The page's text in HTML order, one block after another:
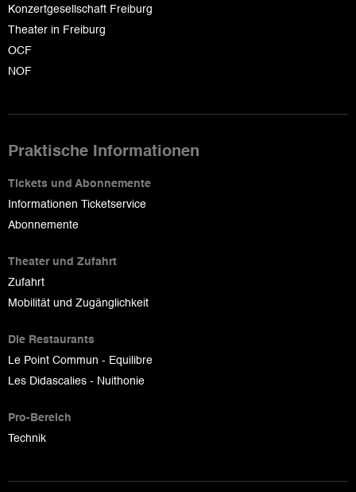
Konzertgesellschaft Freiburg
Theater in Freiburg
OCF
NOF
Praktische Informationen
Tickets und Abonnemente
Informationen Ticketservice
Abonnemente
Theater und Zufahrt
Zufahrt
Mobilität und Zugänglichkeit
Die Restaurants
Le Point Commun - Equilibre
Les Didascalies - Nuithonie
Pro-Bereich
Technik